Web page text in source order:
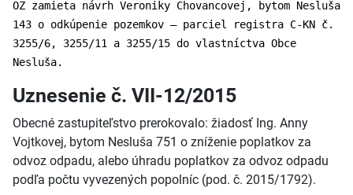
OZ zamieta návrh Veroniky Chovancovej, bytom Nesluša
143 o odkúpenie pozemkov – parciel registra C-KN č.
3255/6, 3255/11 a 3255/15 do vlastníctva Obce
Nesluša.
Uznesenie č. VII-12/2015
Obecné zastupiteľstvo prerokovalo: žiadosť Ing. Anny
Vojtkovej, bytom Nesluša 751 o zníženie poplatkov za
odvoz odpadu, alebo úhradu poplatkov za odvoz odpadu
podľa počtu vyvezených popolníc (pod. č. 2015/1792).